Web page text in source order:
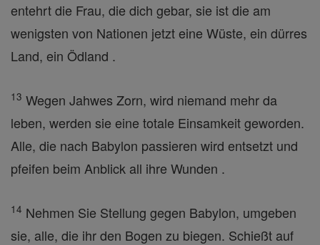
entehrt die Frau, die dich gebar, sie ist die am
wenigsten von Nationen jetzt eine Wüste, ein dürres
Land, ein Ödland .
13 Wegen Jahwes Zorn, wird niemand mehr da
leben, werden sie eine totale Einsamkeit geworden.
Alle, die nach Babylon passieren wird entsetzt und
pfeifen beim Anblick all ihre Wunden .
14 Nehmen Sie Stellung gegen Babylon, umgeben
sie, alle, die ihr den Bogen zu biegen. Schießt auf